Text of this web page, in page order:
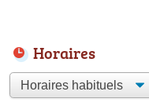
Horaires